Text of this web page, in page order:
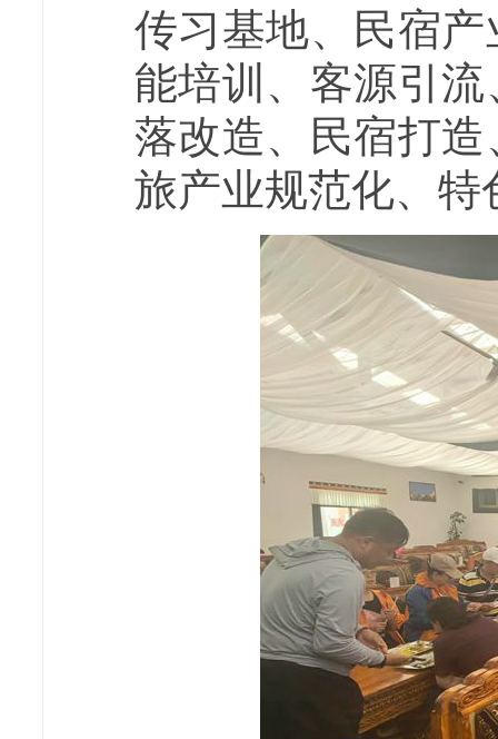
传习基地、民宿
能培训、客源引
落改造、民宿打
旅产业规范化、特